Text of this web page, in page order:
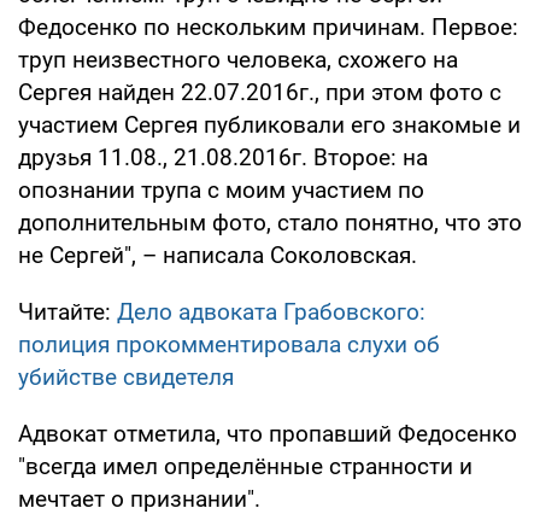
Федосенко по нескольким причинам. Первое:
труп неизвестного человека, схожего на
Сергея найден 22.07.2016г., при этом фото с
участием Сергея публиковали его знакомые и
друзья 11.08., 21.08.2016г. Второе: на
опознании трупа с моим участием по
дополнительным фото, стало понятно, что это
не Сергей", – написала Соколовская.
Читайте: Дело адвоката Грабовского:
полиция прокомментировала слухи об
убийстве свидетеля
Адвокат отметила, что пропавший Федосенко
"всегда имел определённые странности и
мечтает о признании".